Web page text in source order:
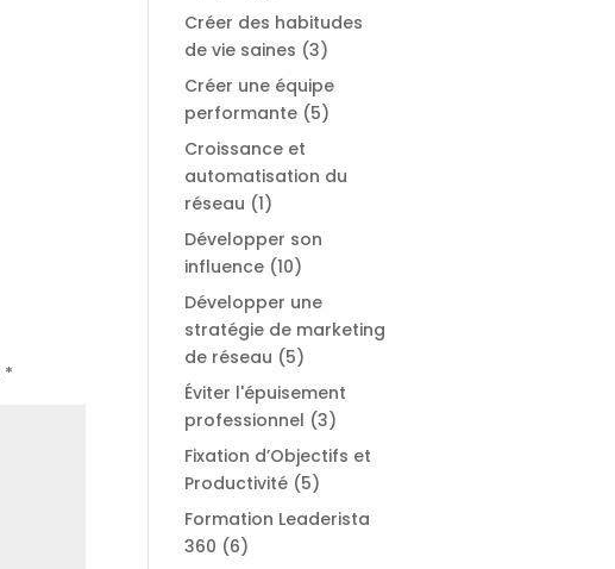
*
Créer des habitudes
de vie saines (3)
Créer une équipe
performante(5)
Croissance et
automatisation du
réseau (1)
Développer son
influence(10)
Développer une
stratégie de marketing
de réseau (5)
Éviter l'épuisement
professionnel (3)
Fixation d’Objectifs et
Productivité(5)
Formation Leaderista
360 (6)